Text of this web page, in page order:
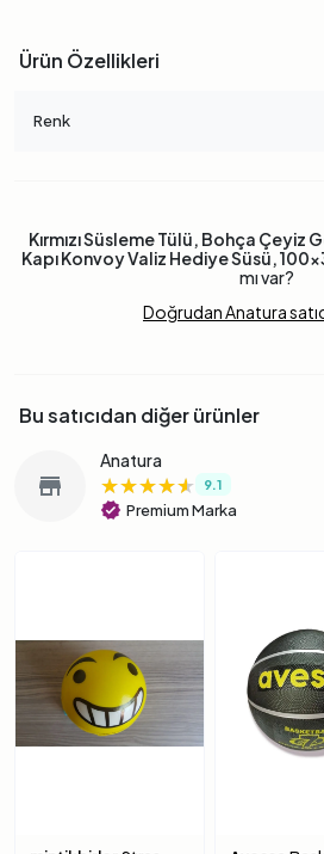
Ürün Özellikleri
Renk
Kırmızı Süsleme Tülü, Bohça Çeyiz
Kapı Konvoy Valiz Hediye Süsü,
mı var?
Doğrudan Anatura
Bu satıcıdan diğer ürünler
store
Anatura
★★★★★
★★★★★
★★★★★ 9.1
verified Premium Marka